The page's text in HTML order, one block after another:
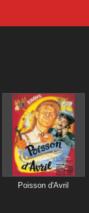
Poisson d'Avril